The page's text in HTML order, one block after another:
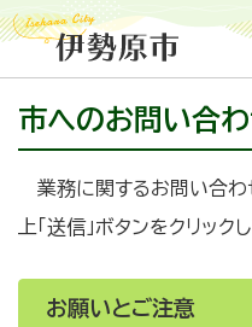
市へのお問い合わ
業務に関するお問い合わ
上「送信」ボタンをクリック
お願いとご注意